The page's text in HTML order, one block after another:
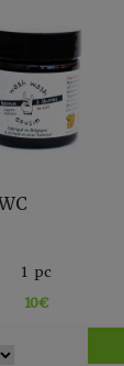
1 pc
10€